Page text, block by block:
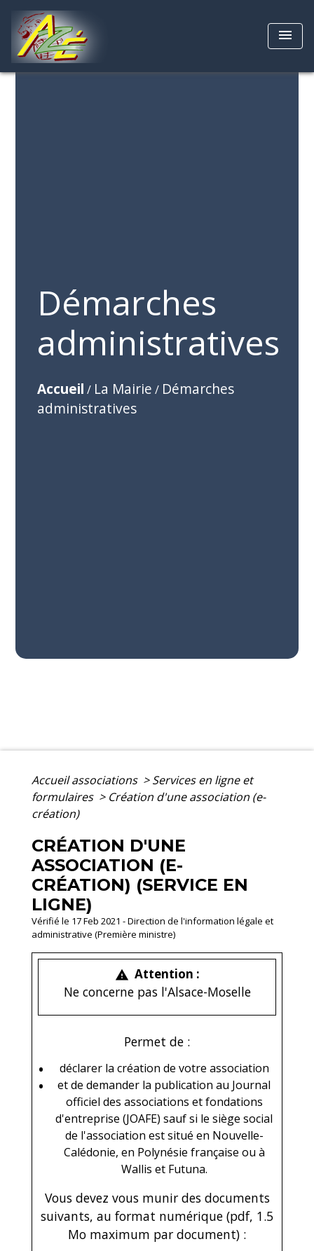
menu
Démarches
administratives
Accueil / La Mairie / Démarches
administratives
Accueil associations > Services en ligne et
formulaires > Création d'une association (e-
création)
CRÉATION D'UNE
ASSOCIATION (E-
CRÉATION) (SERVICE EN
LIGNE)
Vérifié le 17 Feb 2021 - Direction de l'information légale et
administrative (Première ministre)
warning Attention :
Ne concerne pas l'Alsace-Moselle
Permet de :
déclarer la création de votre association
et de demander la publication au Journal
officiel des associations et fondations
d'entreprise (JOAFE) sauf si le siège social
de l'association est situé en Nouvelle-
Calédonie, en Polynésie française ou à
Wallis et Futuna.
Vous devez vous munir des documents
suivants, au format numérique (pdf, 1.5
Mo maximum par document) :